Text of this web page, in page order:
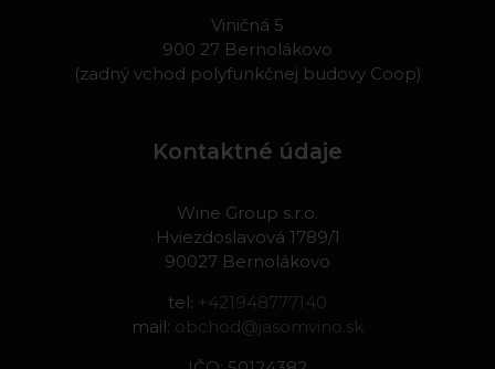
Viničná 5
900 27 Bernolákovo
(zadný vchod polyfunkčnej budovy Coop)
Kontaktné údaje
Wine Group s.r.o.
Hviezdoslavová 1789/1
90027 Bernolákovo
tel: +421948777140
mail: obchod@jasomvino.sk